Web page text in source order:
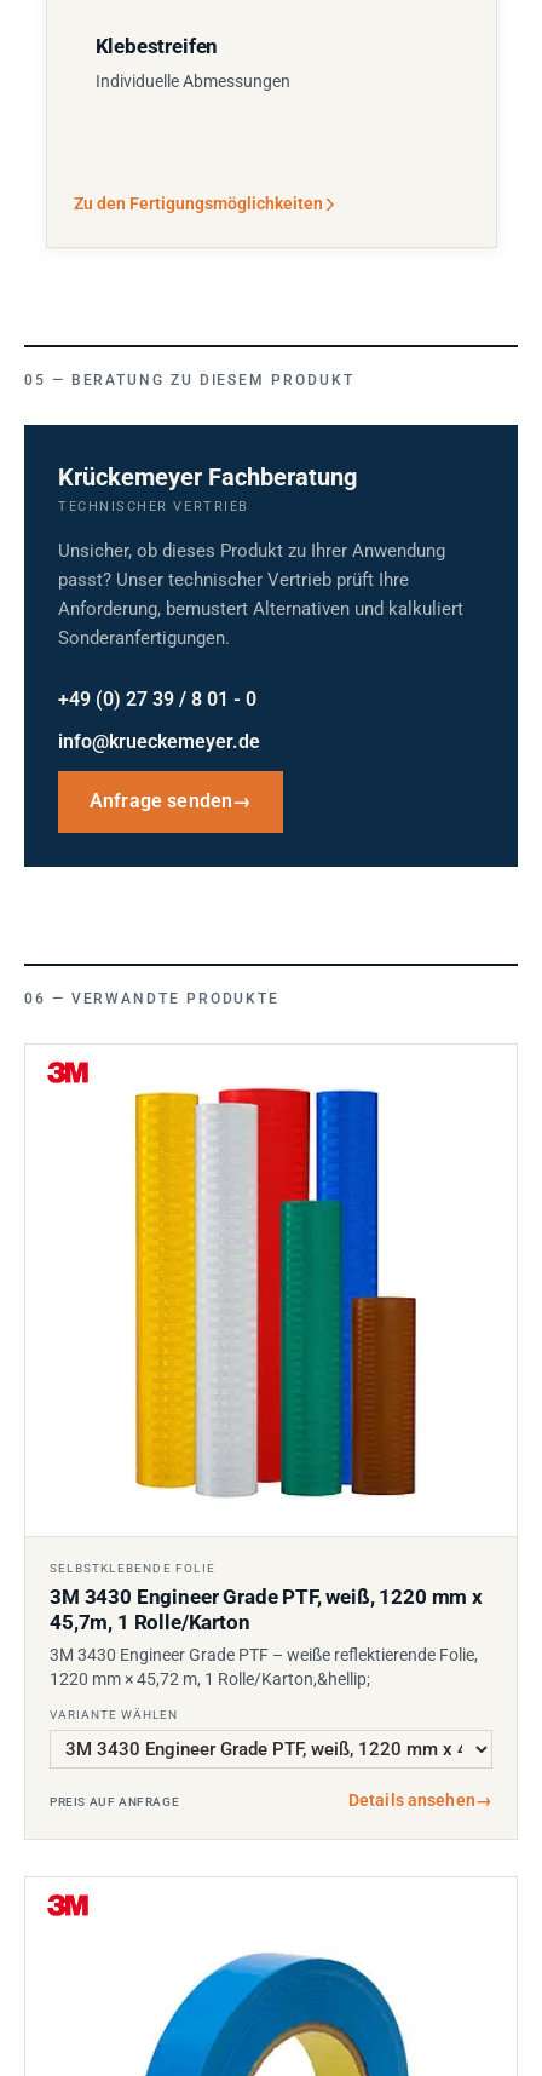
Klebestreifen
Individuelle Abmessungen
Zu den Fertigungsmöglichkeiten
BERATUNG ZU DIESEM PRODUKT
Krückemeyer Fachberatung
TECHNISCHER VERTRIEB
Unsicher, ob dieses Produkt zu Ihrer Anwendung
passt? Unser technischer Vertrieb prüft Ihre
Anforderung, bemustert Alternativen und kalkuliert
Sonderanfertigungen.
+49 (0) 27 39 / 8 01 - 0
info@krueckemeyer.de
Anfrage senden→
VERWANDTE PRODUKTE
SELBSTKLEBENDE FOLIE
3M 3430 Engineer Grade PTF, weiß, 1220 mm x
45,7m, 1 Rolle/Karton
3M 3430 Engineer Grade PTF – weiße reflektierende Folie,
1220 mm × 45,72 m, 1 Rolle/Karton,&hellip;
VARIANTE WÄHLEN
PREIS AUF ANFRAGE Details ansehen→